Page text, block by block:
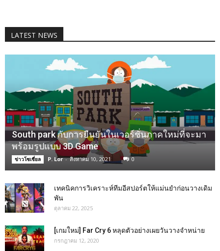
LATEST NEWS
South park กับการยืนยันในเวอร์ชั่นภาคใหม่ที่จะมา
พร้อมรูปแบบ 3D Game
ข่าวโซเชี่ยล P. Lor - สิงหาคม 10, 2021 0
เทคนิคการวิเคราะห์ทีมอีสปอร์ตให้แม่นยำก่อนวางเดิม
พัน
ตุลาคม 22, 2025
[เกมใหม่] Far Cry 6 หลุดตัวอย่างเผยวันวางจำหน่าย
กรกฎาคม 12, 2020